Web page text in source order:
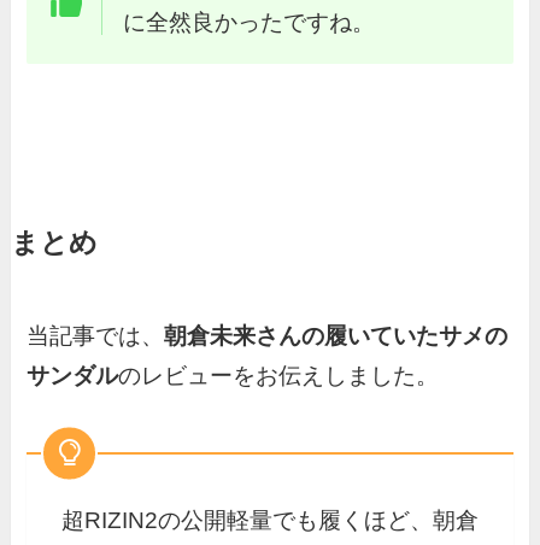
に全然良かったですね。
まとめ
当記事では、朝倉未来さんの履いていたサメの
サンダルのレビューをお伝えしました。
超RIZIN2の公開軽量でも履くほど、朝倉